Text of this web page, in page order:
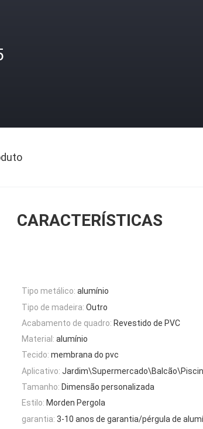
CARACTERÍSTICAS
Tipo metálico: alumínio
Tipo de madeira: Outro
Acabamento de quadro: Revestido de PVC
Material: alumínio
Tecido: membrana do pvc
Aplicativo:
Tamanho: Dimensão personalizada
Estilo: Morden Pergola
garantia: 3-10 anos de garantia/pérgula de